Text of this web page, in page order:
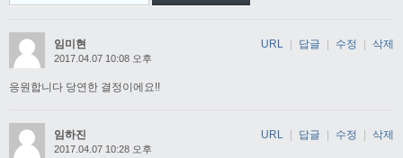
임미현
2017.04.07 10:08 오후
응원합니다 당연한 결정이에요!!
URL 답글 수정 삭제
임하진
2017.04.07 10:28 오후
URL 답글 수정 삭제